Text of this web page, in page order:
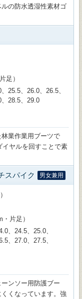
の防水透湿性素材ゴ
足）
25.5、26.0、26.5、
28.5、29.0
業作業用ブーツで
ヤルを回すことで素
スパイク 男女兼用
片足）
、24.5、25.0、
、27.0、27.5、
ンソー用防護ブー
くなっています。強